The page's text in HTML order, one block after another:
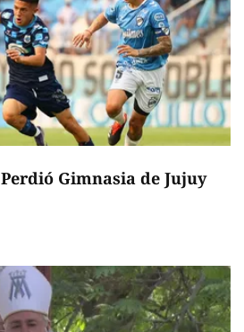
Perdió Gimnasia de Jujuy